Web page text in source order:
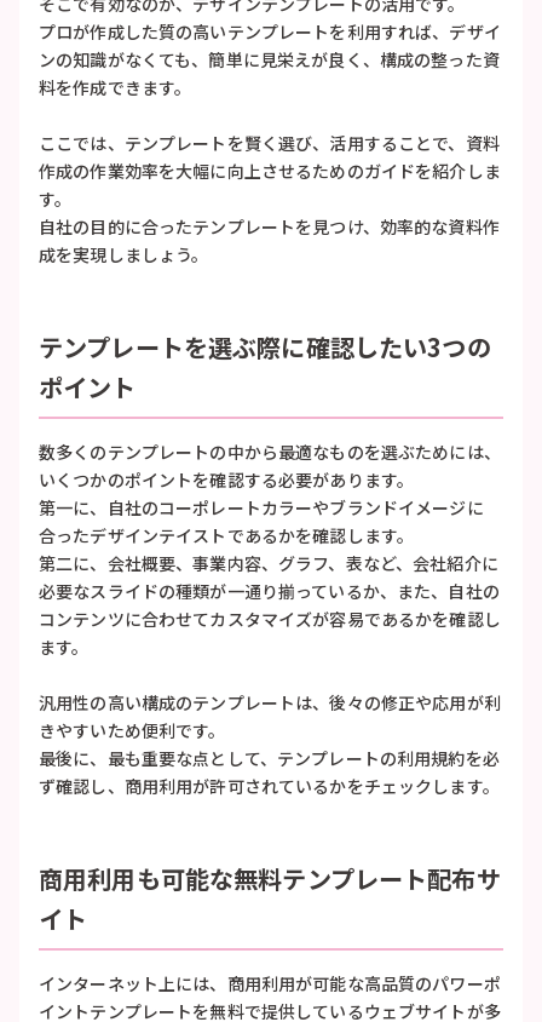
プロが作成した質の高いテンプレートを利用すれば、デザイ
ンの知識がなくても、簡単に見栄えが良く、構成の整った資
料を作成できます。
ここでは、テンプレートを賢く選び、活用することで、資料
作成の作業効率を大幅に向上させるためのガイドを紹介しま
す。
自社の目的に合ったテンプレートを見つけ、効率的な資料作
成を実現しましょう。
テンプレートを選ぶ際に確認したい3つの
ポイント
数多くのテンプレートの中から最適なものを選ぶためには、
いくつかのポイントを確認する必要があります。
第一に、自社のコーポレートカラーやブランドイメージに
合ったデザインテイストであるかを確認します。
第二に、会社概要、事業内容、グラフ、表など、会社紹介に
必要なスライドの種類が一通り揃っているか、また、自社の
コンテンツに合わせてカスタマイズが容易であるかを確認し
ます。
汎用性の高い構成のテンプレートは、後々の修正や応用が利
きやすいため便利です。
最後に、最も重要な点として、テンプレートの利用規約を必
ず確認し、商用利用が許可されているかをチェックします。
商用利用も可能な無料テンプレート配布サ
イト
インターネット上には、商用利用が可能な高品質のパワーポ
イントテンプレートを無料で提供しているウェブサイトが多